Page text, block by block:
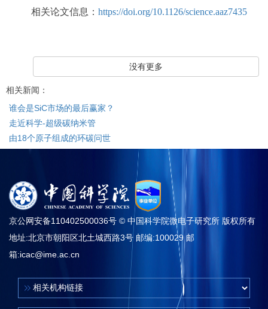
相关论文信息： https://doi.org/10.1126/science.aaz7435
没有更多
相关新闻：
谁会是SiC市场的最后赢家？
走近科学-超级碳纳米管
由18个原子组成的环碳问世
京公网安备110402500036号 © 中国科学院微电子研究所 版权所有
地址:北京市朝阳区北土城西路3号 邮编:100029 邮
箱:icac@ime.ac.cn